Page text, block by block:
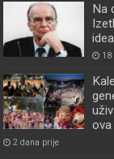
Na
ova
2 dana prije